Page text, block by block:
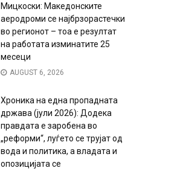
Мицкоски: Македонските
аеродроми се најбрзорастечки
во регионот – тоа е резултат
на работата изминатите 25
месеци
AUGUST 6, 2026
Хроника на една пропадната
држава (јули 2026): Додека
правдата е заробена во
„реформи“, луѓето се трујат од
вода и политика, а владата и
опозицијата се